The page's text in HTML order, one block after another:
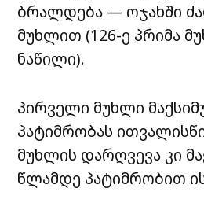
ბრალდება — ოჯახში
მუხლით (126-ე პრიმა
ნაწილი).
პირველი მუხლი
პატიმრობას
მუხლის დარღვევა კი
წლამდე პატიმრობით